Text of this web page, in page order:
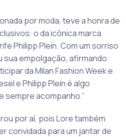
por moda, teve a honra de
o da icônica marca
Philipp Plein. Com um sorriso
sua empolgação, afirmando:
da Milan Fashion Week e
e Philipp Plein é algo
sempre acompanho.”
por aí, pois Lore também
convidada para um jantar de